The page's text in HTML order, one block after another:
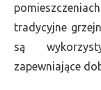
tradycyjne
są
zapewniające